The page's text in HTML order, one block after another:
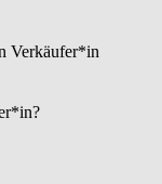
Ver­käu­fer*in